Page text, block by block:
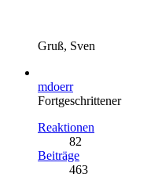
Gruß, Sven
mdoerr
Fortgeschrittener
Reaktionen
82
Beiträge
463